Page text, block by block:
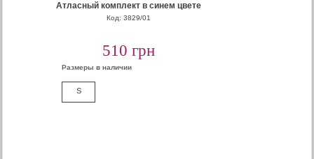
Атласный комплект в синем цвете
Код: 3829/01
510 грн
Размеры в наличии
S